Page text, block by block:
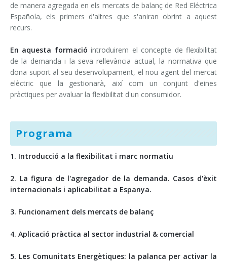
de manera agregada en els mercats de balanç de Red Eléctrica
Española, els primers d'altres que s'aniran obrint a aquest
recurs.
En aquesta formació introduirem el concepte de flexibilitat
de la demanda i la seva rellevància actual, la normativa que
dona suport al seu desenvolupament, el nou agent del mercat
elèctric que la gestionarà, així com un conjunt d'eines
pràctiques per avaluar la flexibilitat d'un consumidor.
Programa
1. Introducció a la flexibilitat i marc normatiu
2. La figura de l'agregador de la demanda. Casos d'èxit
internacionals i aplicabilitat a Espanya.
3. Funcionament dels mercats de balanç
4. Aplicació pràctica al sector industrial & comercial
5. Les Comunitats Energètiques: la palanca per activar la